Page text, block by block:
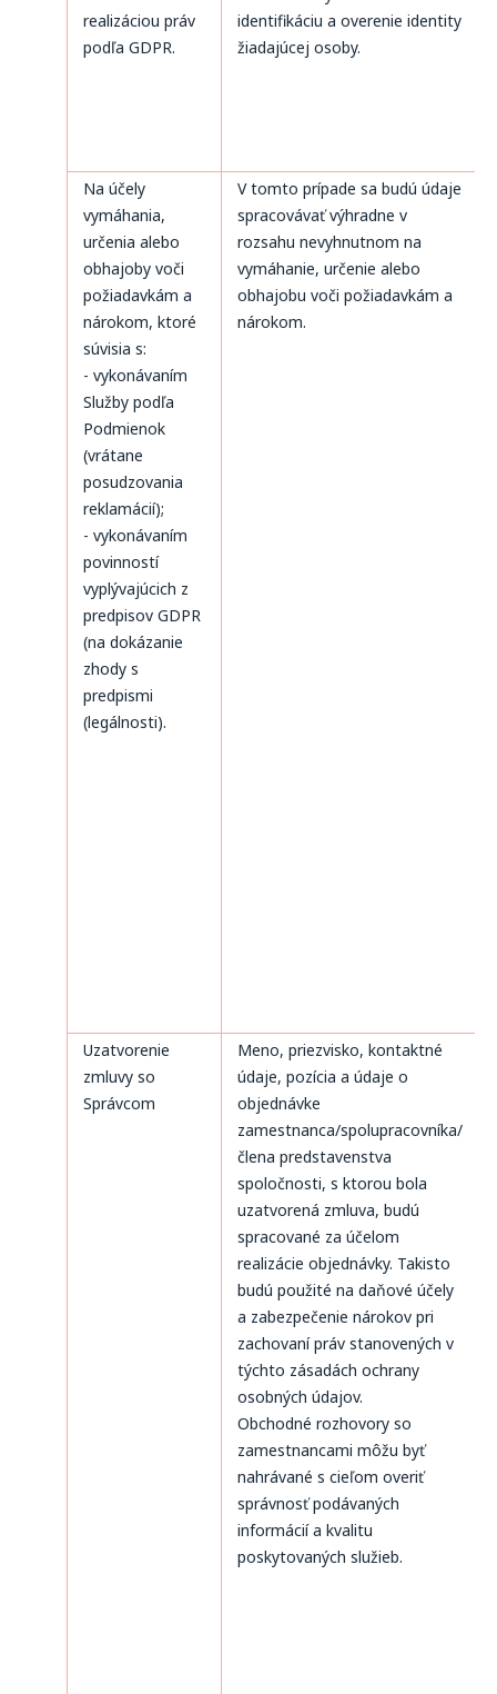
realizáciou práv
podľa GDPR.
identifikáciu a overenie identity
žiadajúcej osoby.
Na účely
vymáhania,
určenia alebo
obhajoby voči
požiadavkám a
nárokom, ktoré
súvisia s:
- vykonávaním
Služby podľa
Podmienok
(vrátane
posudzovania
reklamácií);
- vykonávaním
povinností
vyplývajúcich z
predpisov GDPR
(na dokázanie
zhody s
predpismi
(legálnosti).
V tomto prípade sa budú údaje
spracovávať výhradne v
rozsahu nevyhnutnom na
vymáhanie, určenie alebo
obhajobu voči požiadavkám a
nárokom.
Uzatvorenie
zmluvy so
Správcom
Meno, priezvisko, kontaktné
údaje, pozícia a údaje o
objednávke
zamestnanca/spolupracovníka/
člena predstavenstva
spoločnosti, s ktorou bola
uzatvorená zmluva, budú
spracované za účelom
realizácie objednávky. Takisto
budú použité na daňové účely
a zabezpečenie nárokov pri
zachovaní práv stanovených v
týchto zásadách ochrany
osobných údajov.
Obchodné rozhovory so
zamestnancami môžu byť
nahrávané s cieľom overiť
správnosť podávaných
informácií a kvalitu
poskytovaných služieb.